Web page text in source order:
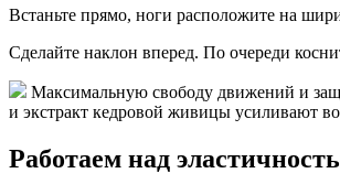
Встаньте прямо, ноги расположите на
Сделайте наклон вперед. По очереди
Максимальную свободу движений и
и экстракт кедровой живицы усиливают
Работаем над